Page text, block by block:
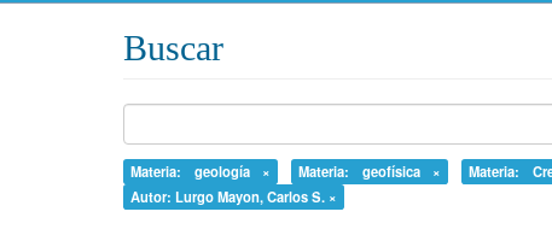
Buscar
Materia: geología × Materia: geofísica × Materia:
Autor: Lurgo Mayon, Carlos S. ×